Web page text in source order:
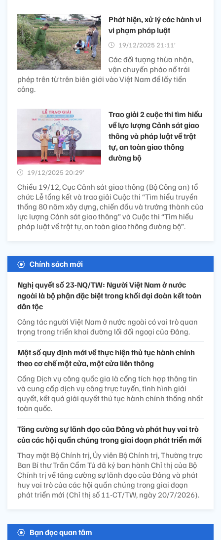
Phát hiện, xử lý các hành vi
vi phạm pháp luật
19/12/2025 21:11’
Các đối tượng thừa nhận,
vận chuyển pháo nổ trái
phép trên từ trên biên giới vào Việt Nam để lấy tiền
công.
Trao giải 2 cuộc thi tìm hiểu
về lực lượng Cảnh sát giao
thông và pháp luật về trật
tự, an toàn giao thông
đường bộ
19/12/2025 20:29’
Chiều 19/12, Cục Cảnh sát giao thông (Bộ Công an) tổ
chức Lễ tổng kết và trao giải Cuộc thi “Tìm hiểu truyền
thống 80 năm xây dựng, chiến đấu và trưởng thành của
lực lượng Cảnh sát giao thông” và Cuộc thi “Tìm hiểu
pháp luật về trật tự, an toàn giao thông đường bộ”.
Chính sách mới
Nghị quyết số 23-NQ/TW: Người Việt Nam ở nước
ngoài là bộ phận đặc biệt trong khối đại đoàn kết toàn
dân tộc
Công tác người Việt Nam ở nước ngoài có vai trò quan
trọng trong triển khai đường lối đối ngoại của Đảng.
Một số quy định mới về thực hiện thủ tục hành chính
theo cơ chế một cửa, một cửa liên thông
Cổng Dịch vụ công quốc gia là cổng tích hợp thông tin
và cung cấp dịch vụ công trực tuyến, tình hình giải
quyết, kết quả giải quyết thủ tục hành chính thống nhất
toàn quốc.
Tăng cường sự lãnh đạo của Đảng và phát huy vai trò
của các hội quần chúng trong giai đoạn phát triển mới
Thay mặt Bộ Chính trị, Ủy viên Bộ Chính trị, Thường trực
Ban Bí thư Trần Cẩm Tú đã ký ban hành Chỉ thị của Bộ
Chính trị về tăng cường sự lãnh đạo của Đảng và phát
huy vai trò của các hội quần chúng trong giai đoạn
phát triển mới (Chỉ thị số 11-CT/TW, ngày 20/7/2026).
Bạn đọc quan tâm